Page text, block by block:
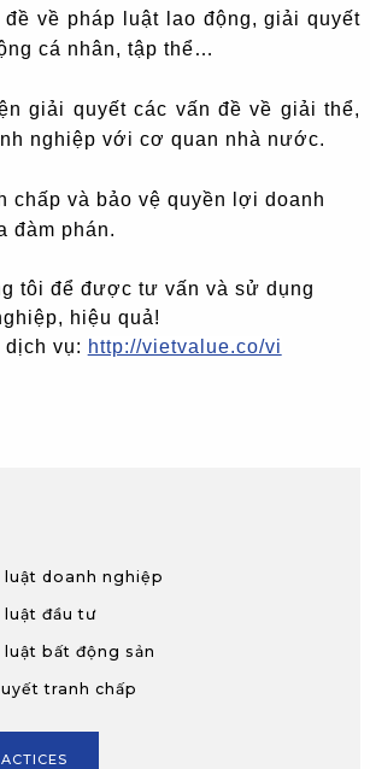
đề về pháp luật lao động, giải quyết
cá nhân, tập thể…
giải quyết các vấn đề về giải thể,
nghiệp với cơ quan nhà nước.
chấp và bảo vệ quyền lợi doanh
đàm phán.
tôi để được tư vấn và sử dụng
hiệu quả!
dịch vụ: http://vietvalue.co/vi
luật doanh nghiệp
luật đầu tư
bất động sản
tranh chấp